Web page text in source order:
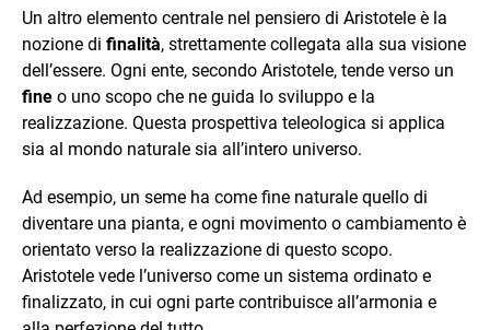
Un altro elemento centrale nel pensiero di Aristotele è la
nozione di finalità, strettamente collegata alla sua visione
dell’essere. Ogni ente, secondo Aristotele, tende verso un
fine o uno scopo che ne guida lo sviluppo e la
realizzazione. Questa prospettiva teleologica si applica
sia al mondo naturale sia all’intero universo.
Ad esempio, un seme ha come fine naturale quello di
diventare una pianta, e ogni movimento o cambiamento è
orientato verso la realizzazione di questo scopo.
Aristotele vede l’universo come un sistema ordinato e
finalizzato, in cui ogni parte contribuisce all’armonia e